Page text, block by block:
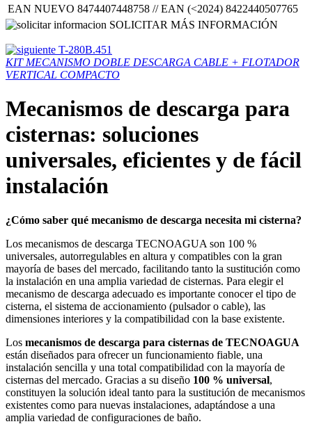
EAN NUEVO 8474407448758 // EAN (<2024) 8422440507765
SOLICITAR MÁS INFORMACIÓN
T-280B.451
KIT MECANISMO DOBLE DESCARGA CABLE + FLOTADOR
VERTICAL COMPACTO
Mecanismos de descarga para
cisternas: soluciones
universales, eficientes y de fácil
instalación
¿Cómo saber qué mecanismo de descarga necesita mi cisterna?
Los mecanismos de descarga TECNOAGUA son 100 %
universales, autorregulables en altura y compatibles con la gran
mayoría de bases del mercado, facilitando tanto la sustitución como
la instalación en una amplia variedad de cisternas. Para elegir el
mecanismo de descarga adecuado es importante conocer el tipo de
cisterna, el sistema de accionamiento (pulsador o cable), las
dimensiones interiores y la compatibilidad con la base existente.
Los mecanismos de descarga para cisternas de TECNOAGUA
están diseñados para ofrecer un funcionamiento fiable, una
instalación sencilla y una total compatibilidad con la mayoría de
cisternas del mercado. Gracias a su diseño 100 % universal,
constituyen la solución ideal tanto para la sustitución de mecanismos
existentes como para nuevas instalaciones, adaptándose a una
amplia variedad de configuraciones de baño.